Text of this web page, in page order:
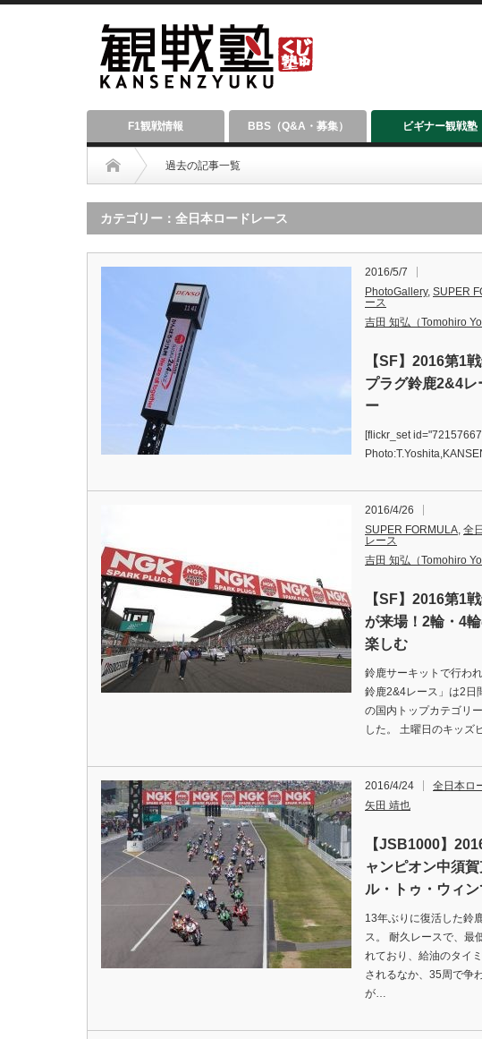
F1観戦情報 BBS（Q&A・募集） ビギナー観戦塾
過去の記事一覧
カテゴリー：全日本ロードレース
2016/5/7
PhotoGallery, SUPER
ース
吉田 知弘（Tomohiro
【SF】2016第1
プラグ鈴鹿2&4レ
ー
[flickr_set
2016/4/26
SUPER FORMULA, 全
レース
吉田 知弘（Tomohiro
【SF】2016第1
が来場！2輪・4
楽しむ
鈴鹿サーキットで行わ
鈴鹿2&4レース」は2日
の国内トップカテゴリ
した。 土曜日のキッズ
2016/4/24 全日本ロ
矢田 靖也
【JSB1000】
ャンピオン中須
ル・トゥ・ウィン
13年ぶりに復活した鈴
ス。 耐久レースで、最
れており、給油のタイ
されるなか、35周で争
が…